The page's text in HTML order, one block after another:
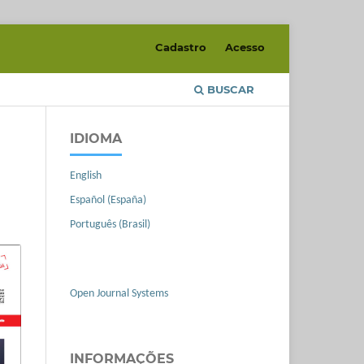
BUSCAR
Cadastro Acesso
IDIOMA
English
Español (España)
Português (Brasil)
Open Journal Systems
INFORMAÇÕES